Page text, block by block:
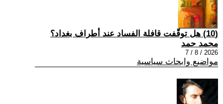
(10) هل توقّفت قافلة الفساد عند أطراف بغداد؟
محمد حمد
2026 / 8 / 7
مواضيع وابحاث سياسية